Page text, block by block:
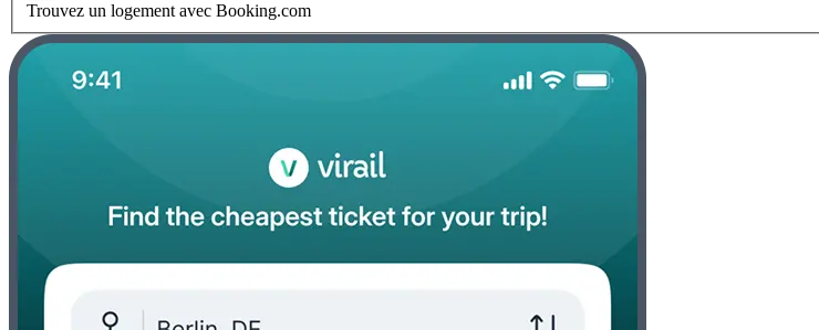
Trouvez un logement avec Booking.com